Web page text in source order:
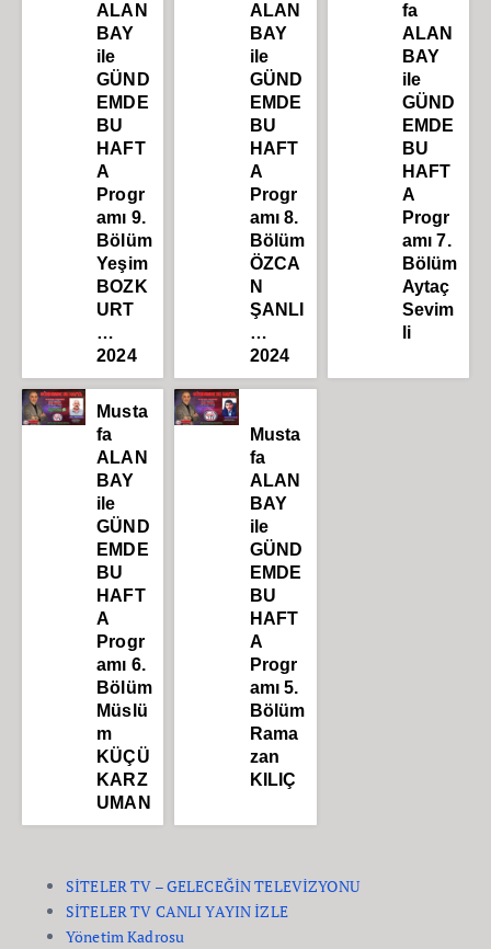
ALAN
BAY
ile
GÜND
EMDE
BU
HAFT
A
Progr
amı 9.
Bölüm
Yeşim
BOZK
URT
…
2024
ALAN
BAY
ile
GÜND
EMDE
BU
HAFT
A
Progr
amı 8.
Bölüm
ÖZCA
N
ŞANLI
…
2024
fa
ALAN
BAY
ile
GÜND
EMDE
BU
HAFT
A
Progr
amı 7.
Bölüm
Aytaç
Sevim
li
Musta
fa
ALAN
BAY
ile
GÜND
EMDE
BU
HAFT
A
Progr
amı 6.
Bölüm
Müslü
m
KÜÇÜ
KARZ
UMAN
Musta
fa
ALAN
BAY
ile
GÜND
EMDE
BU
HAFT
A
Progr
amı 5.
Bölüm
Rama
zan
KILIÇ
SİTELER TV – GELECEĞİN TELEVİZYONU
SİTELER TV CANLI YAYIN İZLE
Yönetim Kadrosu